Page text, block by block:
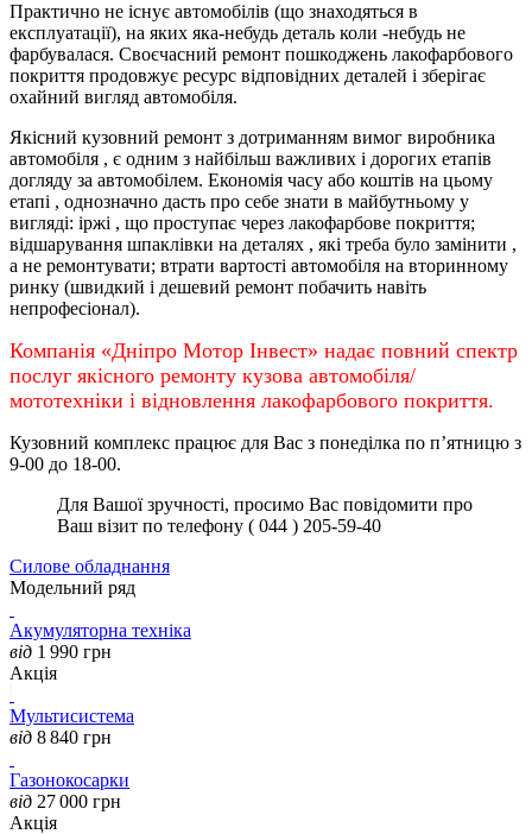
Практично не існує автомобілів (що знаходяться в
експлуатації), на яких яка-небудь деталь коли -небудь не
фарбувалася. Своєчасний ремонт пошкоджень лакофарбового
покриття продовжує ресурс відповідних деталей і зберігає
охайний вигляд автомобіля.
Якісний кузовний ремонт з дотриманням вимог виробника
автомобіля , є одним з найбільш важливих і дорогих етапів
догляду за автомобілем. Економія часу або коштів на цьому
етапі , однозначно дасть про себе знати в майбутньому у
вигляді: іржі , що проступає через лакофарбове покриття;
відшарування шпаклівки на деталях , які треба було замінити ,
а не ремонтувати; втрати вартості автомобіля на вторинному
ринку (швидкий і дешевий ремонт побачить навіть
непрофесіонал).
Компанія «Дніпро Мотор Інвест» надає повний спектр
послуг якісного ремонту кузова автомобіля/
мототехніки і відновлення лакофарбового покриття.
Кузовний комплекс працює для Вас з понеділка по п’ятницю з
9-00 до 18-00.
Для Вашої зручності, просимо Вас повідомити про
Ваш візит по телефону ( 044 ) 205-59-40
Силове обладнання
Модельний ряд
Акумуляторна техніка
від 1 990 грн
Акція
Мультисистема
від 8 840 грн
Газонокосарки
від 27 000 грн
Акція